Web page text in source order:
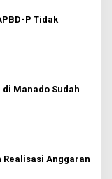
P Tidak
Manado Sudah
Anggaran